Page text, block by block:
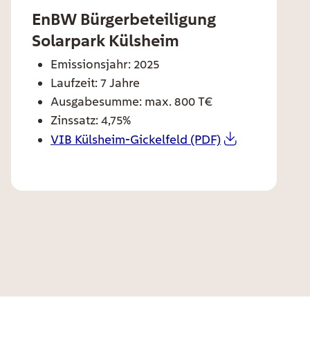
ee card title
EnBW Bürgerbeteiligung
Solarpark Külsheim
ee card text
Emissionsjahr: 2025
Laufzeit: 7 Jahre
Ausgabesumme: max. 800 T€
Zinssatz: 4,75%
VIB Külsheim-Gickelfeld (PDF)